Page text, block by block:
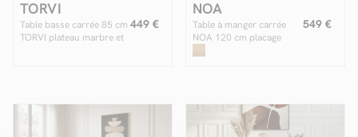
TORVI
Table basse carrée 85 cm
TORVI plateau marbre et
449 €
NOA
Table à manger carrée
NOA 120 cm placage
549 €